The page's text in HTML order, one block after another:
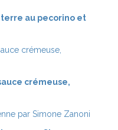
au pecorino et
crémeuse,